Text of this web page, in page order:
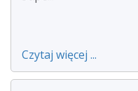
Czytaj więcej ...